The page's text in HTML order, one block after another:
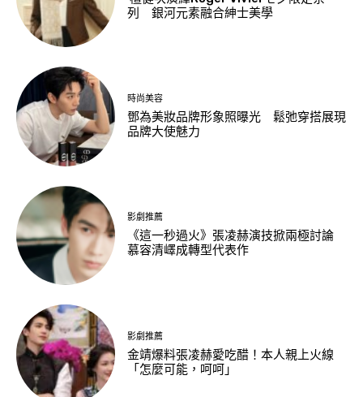
列 銀河元素融合紳士美學
時尚美容
鄧為美妝品牌形象照曝光 鬆弛穿搭展現
品牌大使魅力
影劇推薦
《這一秒過火》張凌赫演技掀兩極討論
慕容清嶧成轉型代表作
影劇推薦
金靖爆料張凌赫愛吃醋！本人親上火線
「怎麼可能，呵呵」